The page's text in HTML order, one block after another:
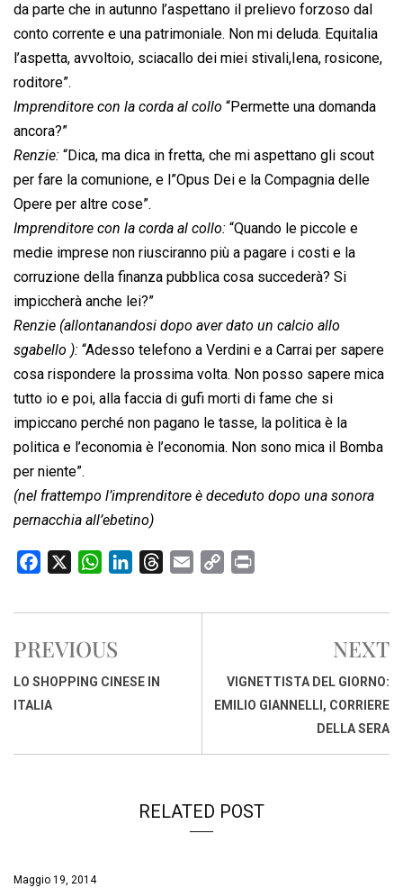
da parte che in autunno l’aspettano il prelievo forzoso dal
conto corrente e una patrimoniale. Non mi deluda. Equitalia
l’aspetta, avvoltoio, sciacallo dei miei stivali,Iena, rosicone,
roditore”.
Imprenditore con la corda al collo “Permette una domanda
ancora?”
Renzie: “Dica, ma dica in fretta, che mi aspettano gli scout
per fare la comunione, e l”Opus Dei e la Compagnia delle
Opere per altre cose”.
Imprenditore con la corda al collo: “Quando le piccole e
medie imprese non riusciranno più a pagare i costi e la
corruzione della finanza pubblica cosa succederà? Si
impiccherà anche lei?”
Renzie (allontanandosi dopo aver dato un calcio allo
sgabello ): “Adesso telefono a Verdini e a Carrai per sapere
cosa rispondere la prossima volta. Non posso sapere mica
tutto io e poi, alla faccia di gufi morti di fame che si
impiccano perché non pagano le tasse, la politica è la
politica e l’economia è l’economia. Non sono mica il Bomba
per niente”.
(nel frattempo l’imprenditore è deceduto dopo una sonora
pernacchia all’ebetino)
c
b
o
o
W
a
s
A
n
d
r
a
p
i
n
i
PREVIOUS
LO SHOPPING CINESE IN
ITALIA
NEXT
VIGNETTISTA DEL GIORNO:
EMILIO GIANNELLI, CORRIERE
DELLA SERA
RELATED POST
Maggio 19, 2014